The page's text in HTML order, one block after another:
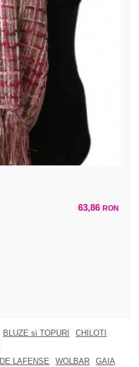
63,86 RON
BLUZE si TOPURI
CHILOTI
DE LAFENSE WOLBAR
GAIA